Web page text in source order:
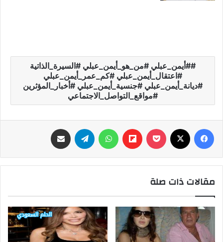
#أيمن_عبلي #من_هو_أيمن_عبلي #السيرة_الذاتية
#اعتقال_أيمن_عبلي #كم_عمر_أيمن_عبلي
#ديانة_أيمن_عبلي #جنسية_أيمن_عبلي #أخبار_المؤثرين
#مواقع_التواصل_الاجتماعي
فيسبوك ‫Pocket
Flipboard واتساب تيلقرام
مقالات ذات صلة